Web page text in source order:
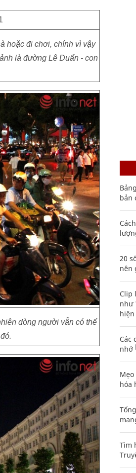
hoặc đi chơi, chính vì vậy
là đường Lê Duẩn - con
dòng người vẫn có thể
bản
20
nên
Clip
như
Các
nhớ
hóa
Tìm